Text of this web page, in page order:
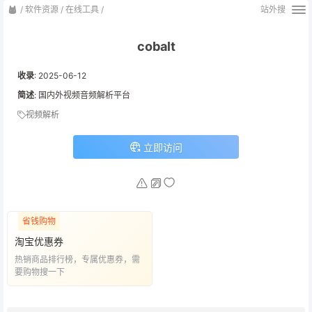
/ 软件资源 / 在线工具 / 站外搜
cobalt
收录: 2025-06-12
简述: 国内外视频音频解析平台
视频解析
立即访问
省钱购物
淘宝优惠券
热销商品排行榜，专属优惠券，需
要购物搜一下